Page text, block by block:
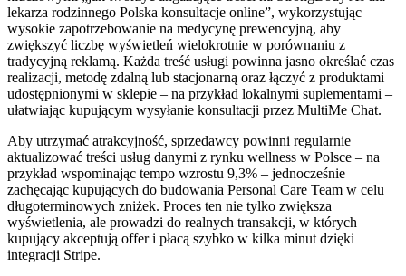
lekarza rodzinnego Polska konsultacje online”, wykorzystując
wysokie zapotrzebowanie na medycynę prewencyjną, aby
zwiększyć liczbę wyświetleń wielokrotnie w porównaniu z
tradycyjną reklamą. Każda treść usługi powinna jasno określać czas
realizacji, metodę zdalną lub stacjonarną oraz łączyć z produktami
udostępnionymi w sklepie – na przykład lokalnymi suplementami –
ułatwiając kupującym wysyłanie konsultacji przez MultiMe Chat.
Aby utrzymać atrakcyjność, sprzedawcy powinni regularnie
aktualizować treści usług danymi z rynku wellness w Polsce – na
przykład wspominając tempo wzrostu 9,3% – jednocześnie
zachęcając kupujących do budowania Personal Care Team w celu
długoterminowych zniżek. Proces ten nie tylko zwiększa
wyświetlenia, ale prowadzi do realnych transakcji, w których
kupujący akceptują offer i płacą szybko w kilka minut dzięki
integracji Stripe.